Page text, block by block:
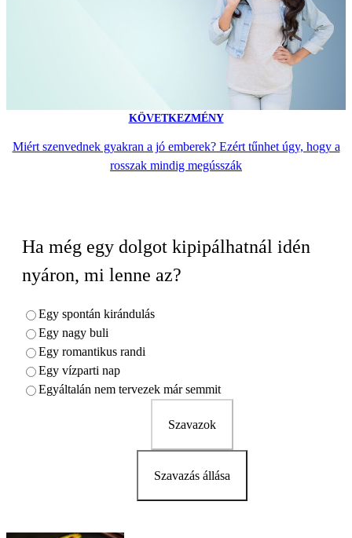
KÖVETKEZMÉNY
Miért szenvednek gyakran a jó emberek? Ezért tűnhet úgy, hogy a
rosszak mindig megússzák
Ha még egy dolgot kipipálhatnál idén
nyáron, mi lenne az?
Egy spontán kirándulás
Egy nagy buli
Egy romantikus randi
Egy vízparti nap
Egyáltalán nem tervezek már semmit
Szavazok
Szavazás állása